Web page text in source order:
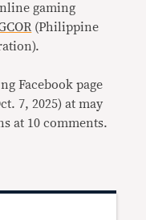
gaming
(Philippine
Facebook page
7, 2025) at may
at 10 comments.